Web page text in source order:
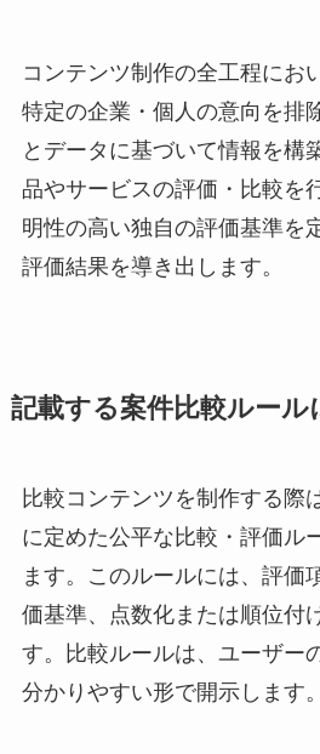
コンテンツ制作の全工程にお
特定の企業・個人の意向を排
とデータに基づいて情報を構
品やサービスの評価・比較を
明性の高い独自の評価基準を
評価結果を導き出します。
記載する案件比較ルール
比較コンテンツを制作する際
に定めた公平な比較・評価ル
ます。このルールには、評価
価基準、点数化または順位付
す。比較ルールは、ユーザー
分かりやすい形で開示します。